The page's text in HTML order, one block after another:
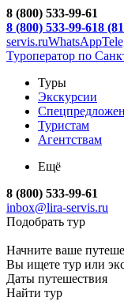
8 (800) 533-99-61
8 (800) 533-99-618
servis.ruWhatsApp
Туроператор по
Туры
Экскурсии
Туристам
Агентствам
Ещё
8 (800) 533-99-61
inbox@lira-servis.ru
Подобрать тур
Начните ваше
Вы ищете тур или
Даты путешествия
Найти тур